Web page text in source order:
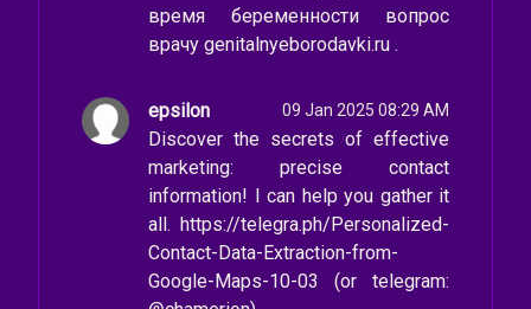
время беременности вопрос
врачу genitalnyeborodavki.ru .
epsilon 09 Jan 2025 08:29 AM
Discover the secrets of effective
marketing: precise contact
information! I can help you gather it
all. https://telegra.ph/Personalized-
Contact-Data-Extraction-from-
Google-Maps-10-03 (or telegram: